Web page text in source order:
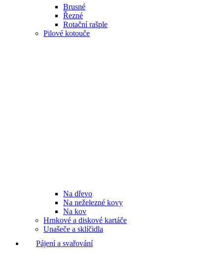
Brusné
Řezné
Rotační rašple
Pilové kotouče
Na dřevo
Na neželezné kovy
Na kov
Hrnkové a diskové kartáče
Unašeče a sklíčidla
Pájení a svařování